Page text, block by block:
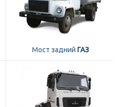
Мост задний ГАЗ